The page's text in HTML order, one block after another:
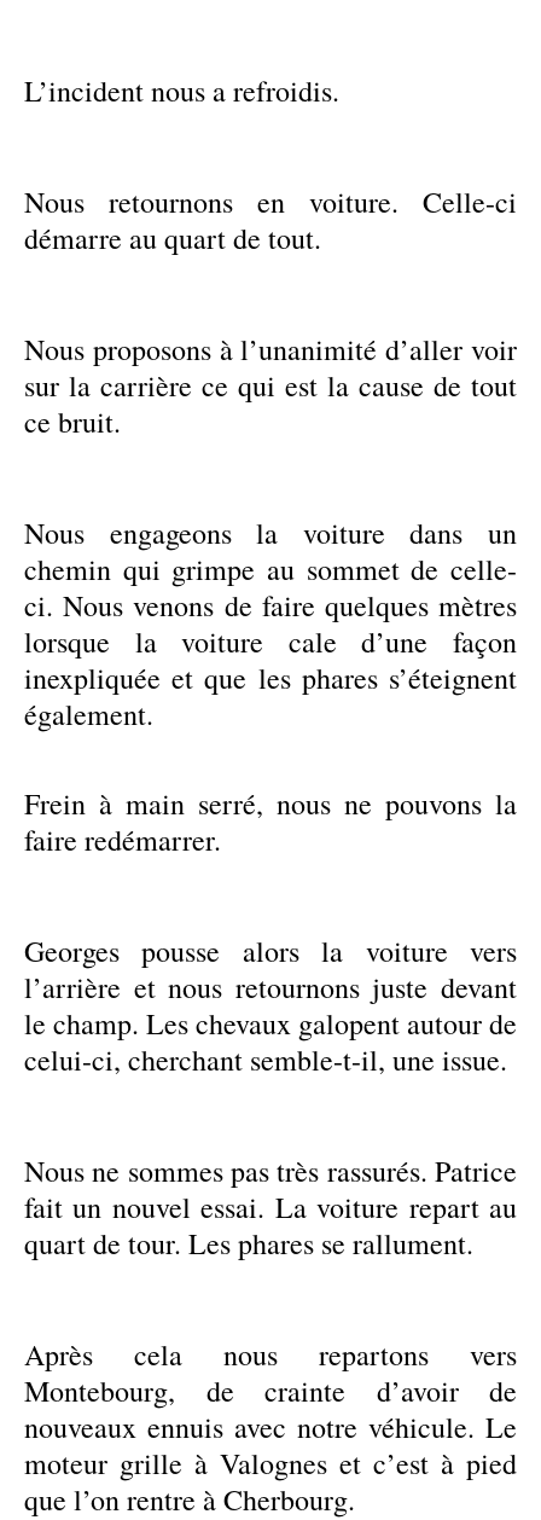
L’incident nous a refroidis.
Nous retournons en voiture. Celle-ci
démarre au quart de tout.
Nous proposons à l’unanimité d’aller voir
sur la carrière ce qui est la cause de tout
ce bruit.
Nous engageons la voiture dans un
chemin qui grimpe au sommet de celle-
ci. Nous venons de faire quelques mètres
lorsque la voiture cale d’une façon
inexpliquée et que les phares s’éteignent
également.
Frein à main serré, nous ne pouvons la
faire redémarrer.
Georges pousse alors la voiture vers
l’arrière et nous retournons juste devant
le champ. Les chevaux galopent autour de
celui-ci, cherchant semble-t-il, une issue.
Nous ne sommes pas très rassurés. Patrice
fait un nouvel essai. La voiture repart au
quart de tour. Les phares se rallument.
Après cela nous repartons vers
Montebourg, de crainte d’avoir de
nouveaux ennuis avec notre véhicule. Le
moteur grille à Valognes et c’est à pied
que l’on rentre à Cherbourg.